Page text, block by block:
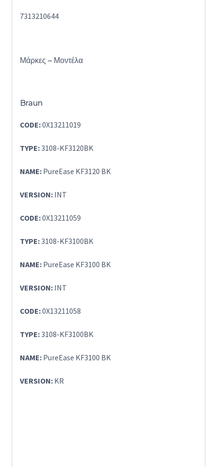
7313210644
Μάρκες – Μοντέλα
Braun
CODE:0X13211019
TYPE:3108-KF3120BK
NAME: PureEase KF3120 BK
VERSION: INT
CODE:0X13211059
TYPE:3108-KF3100BK
NAME: PureEase KF3100 BK
VERSION: INT
CODE:0X13211058
TYPE:3108-KF3100BK
NAME: PureEase KF3100 BK
VERSION: KR